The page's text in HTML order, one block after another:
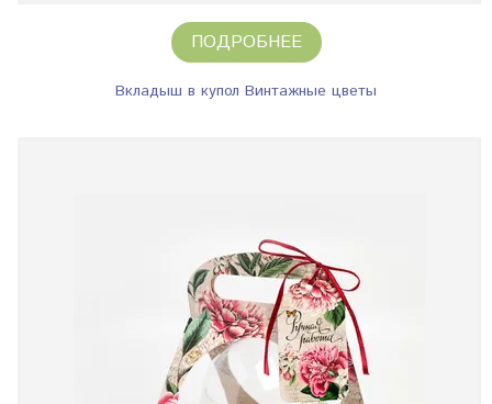
ПОДРОБНЕЕ
Вкладыш в купол Винтажные цветы